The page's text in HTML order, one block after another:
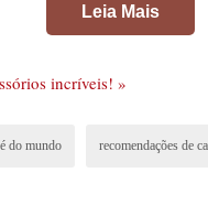
de cafeteira italiana,
Leia Mais
incríveis! »
do mundo recomendações de